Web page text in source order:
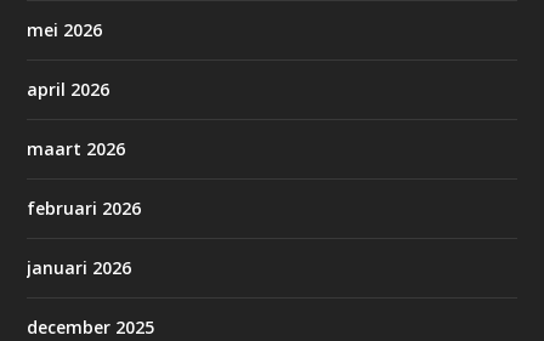
mei 2026
april 2026
maart 2026
februari 2026
januari 2026
december 2025